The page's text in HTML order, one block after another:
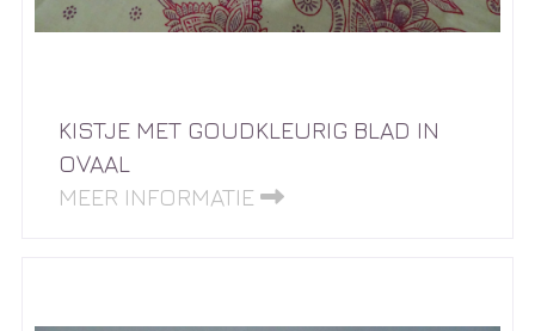
KISTJE MET GOUDKLEURIG BLAD IN
OVAAL
MEER INFORMATIE